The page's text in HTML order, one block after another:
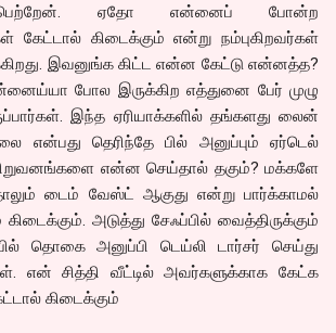
பெற்றேன். ஏதோ என்னைப் போன்ற
கேட்டால் கிடைக்கும் என்று நம்புகிறவர்கள்
இவனுங்க கிட்ட என்ன கேட்டு என்னத்த?
போல இருக்கிற எத்துனை பேர் முழு
இந்த ஏரியாக்களில் தங்களது லைன்
என்பது தெரிந்தே பில் அனுப்பும் ஏர்டெல்
என்ன செய்தால் தகும்? மக்களே
டைம் வேஸ்ட் ஆகுது என்று பார்க்காமல்
அடுத்து சேஃப்பில் வைத்திருக்கும்
தொகை அனுப்பி டெய்லி டார்சர் செய்து
என் சித்தி வீட்டில் அவர்களுக்காக கேட்க
கிடைக்கும்